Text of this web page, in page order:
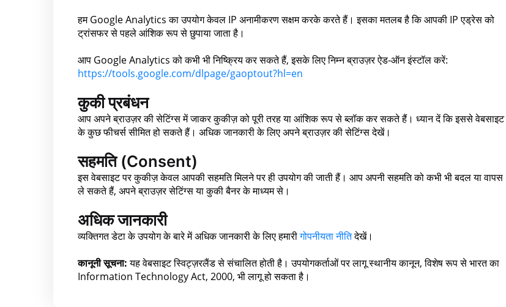
हम Google Analytics का उपयोग केवल IP अनामीकरण सक्षम करके करते हैं। इसका मतलब है कि आपकी IP एड्रेस को
ट्रांसफर से पहले आंशिक रूप से छुपाया जाता है।
आप Google Analytics को कभी भी निष्क्रिय कर सकते हैं, इसके लिए निम्न ब्राउज़र ऐड-ऑन इंस्टॉल करें:
https://tools.google.com/dlpage/gaoptout?hl=en
कुकी प्रबंधन
आप अपने ब्राउज़र की सेटिंग्स में जाकर कुकीज़ को पूरी तरह या आंशिक रूप से ब्लॉक कर सकते हैं। ध्यान दें कि इससे वेबसाइट
के कुछ फीचर्स सीमित हो सकते हैं। अधिक जानकारी के लिए अपने ब्राउज़र की सेटिंग्स देखें।
सहमति (Consent)
इस वेबसाइट पर कुकीज़ केवल आपकी सहमति मिलने पर ही उपयोग की जाती हैं। आप अपनी सहमति को कभी भी बदल या वापस
ले सकते हैं, अपने ब्राउज़र सेटिंग्स या कुकी बैनर के माध्यम से।
अधिक जानकारी
व्यक्तिगत डेटा के उपयोग के बारे में अधिक जानकारी के लिए हमारीगोपनीयता नीतिदेखें।
कानूनी सूचना:यह वेबसाइट स्विट्ज़रलैंड से संचालित होती है। उपयोगकर्ताओं पर लागू स्थानीय कानून, विशेष रूप से भारत का
Information Technology Act, 2000, भी लागू हो सकता है।